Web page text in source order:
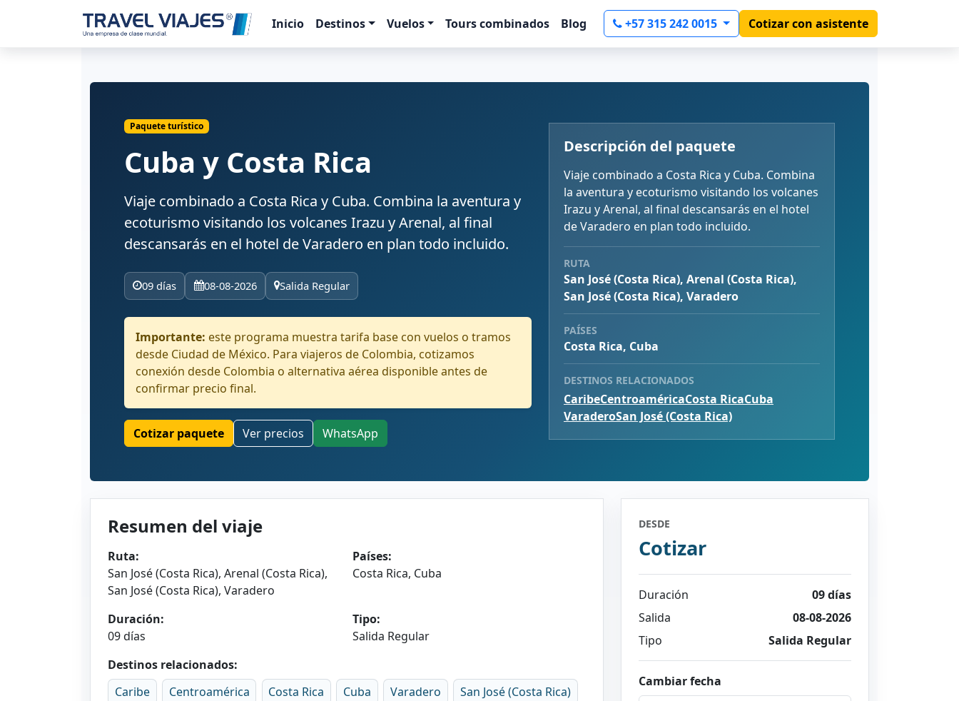
Inicio Destinos Vuelos Tours combinados Blog +57 315 242 0015 Cotizar con asistente
Paquete turístico
Cuba y Costa Rica
Viaje combinado a Costa Rica y Cuba. Combina la aventura y
ecoturismo visitando los volcanes Irazu y Arenal, al final
descansarás en el hotel de Varadero en plan todo incluido.
09 días 08-08-2026 Salida Regular
Importante: este programa muestra tarifa base con vuelos o tramos
desde Ciudad de México. Para viajeros de Colombia, cotizamos
conexión desde Colombia o alternativa aérea disponible antes de
confirmar precio final.
Cotizar paquete Ver precios WhatsApp
Descripción del paquete
Viaje combinado a Costa Rica y Cuba. Combina
la aventura y ecoturismo visitando los volcanes
Irazu y Arenal, al final descansarás en el hotel
de Varadero en plan todo incluido.
RUTA
San José (Costa Rica), Arenal (Costa Rica),
San José (Costa Rica), Varadero
PAÍSES
Costa Rica, Cuba
DESTINOS RELACIONADOS
CaribeCentroaméricaCosta RicaCuba
VaraderoSan José (Costa Rica)
Resumen del viaje
Ruta:
San José (Costa Rica), Arenal (Costa Rica),
San José (Costa Rica), Varadero
Países:
Costa Rica, Cuba
Duración:
09 días
Tipo:
Salida Regular
Destinos relacionados:
Caribe
Centroamérica Costa Rica Cuba Varadero San José (Costa Rica)
DESDE
Cotizar
Duración
09 días
Salida
08-08-2026
Tipo
Salida Regular
Cambiar fecha